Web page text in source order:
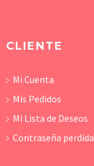
CLIENTE
Mi Cuenta
Mis Pedidos
Mi Lista de Deseos
Contraseña perdida